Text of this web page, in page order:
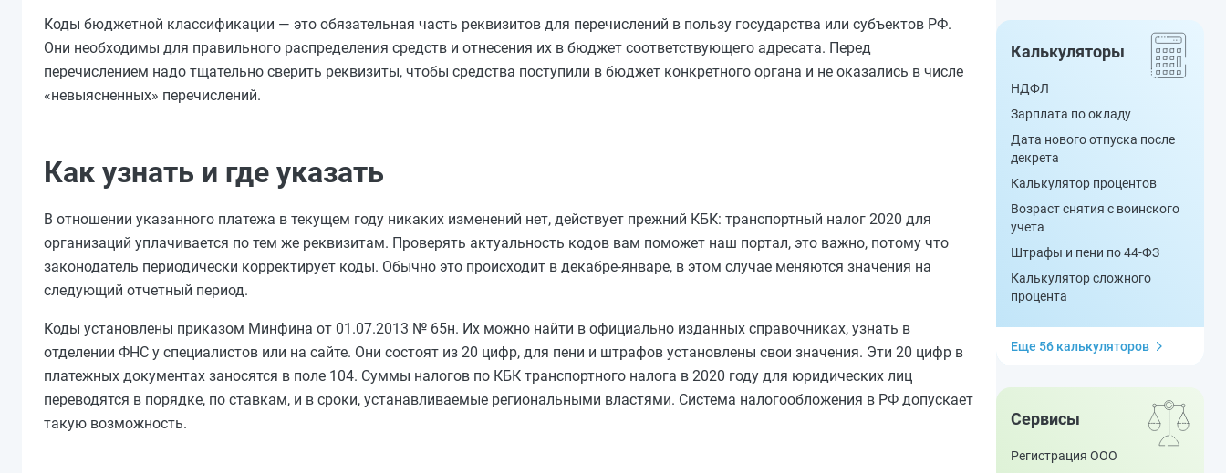
Коды бюджетной классификации — это обязательная часть реквизитов для перечислений в пользу государства или субъектов РФ.
Они необходимы для правильного распределения средств и отнесения их в бюджет соответствующего адресата. Перед
перечислением надо тщательно сверить реквизиты, чтобы средства поступили в бюджет конкретного органа и не оказались в числе
«невыясненных» перечислений.
Как узнать и где указать
В отношении указанного платежа в текущем году никаких изменений нет, действует прежний КБК: транспортный налог 2020 для
организаций уплачивается по тем же реквизитам. Проверять актуальность кодов вам поможет наш портал, это важно, потому что
законодатель периодически корректирует коды. Обычно это происходит в декабре-январе, в этом случае меняются значения на
следующий отчетный период.
Коды установлены приказом Минфина от 01.07.2013 № 65н. Их можно найти в официально изданных справочниках, узнать в
отделении ФНС у специалистов или на сайте. Они состоят из 20 цифр, для пени и штрафов установлены свои значения. Эти 20 цифр в
платежных документах заносятся в поле 104. Суммы налогов по КБК транспортного налога в 2020 году для юридических лиц
переводятся в порядке, по ставкам, и в сроки, устанавливаемые региональными властями. Система налогообложения в РФ допускает
такую возможность.
Калькуляторы
НДФЛ
Зарплата по окладу
Дата нового отпуска после
декрета
Калькулятор процентов
Возраст снятия с воинского
учета
Штрафы и пени по 44-ФЗ
Калькулятор сложного
процента
Еще 56 калькуляторов
Сервисы
Регистрация ООО